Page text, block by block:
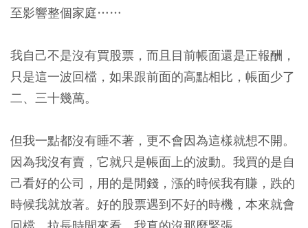
至影響整個家庭……
我自己不是沒有買股票，而且目前帳面還是正報酬，
只是這一波回檔，如果跟前面的高點相比，帳面少了
二、三十幾萬。
但我一點都沒有睡不著，更不會因為這樣就想不開。
因為我沒有賣，它就只是帳面上的波動。我買的是自
己看好的公司，用的是閒錢，漲的時候我有賺，跌的
時候我就放著。好的股票遇到不好的時機，本來就會